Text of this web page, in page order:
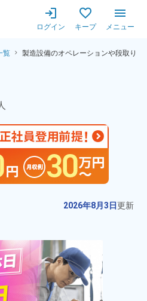
ログイン キープ メニュー
覧
製造設備のオペレーションや段取り
ペレーション
2026年8月3日更新